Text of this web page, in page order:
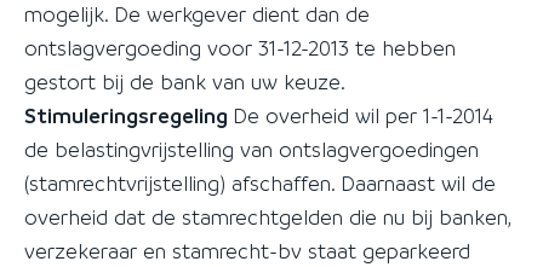
mogelijk. De werkgever dient dan de
ontslagvergoeding voor 31-12-2013 te hebben
gestort bij de bank van uw keuze.
Stimuleringsregeling De overheid wil per 1-1-2014
de belastingvrijstelling van ontslagvergoedingen
(stamrechtvrijstelling) afschaffen. Daarnaast wil de
overheid dat de stamrechtgelden die nu bij banken,
verzekeraar en stamrecht-bv staat geparkeerd